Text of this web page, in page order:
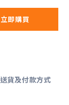
立即購買
送貨及付款方式